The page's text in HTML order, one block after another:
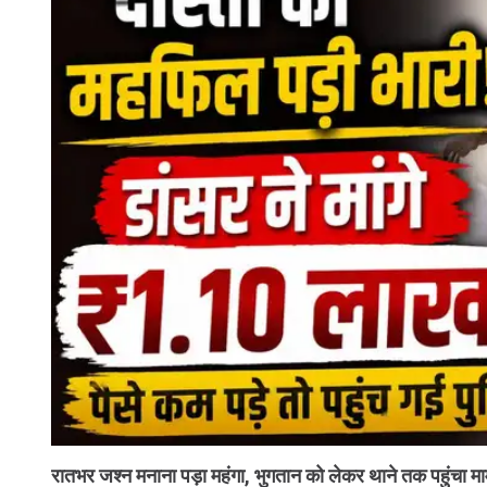
रातभर जश्न मनाना पड़ा महंगा, भुगतान को लेकर थाने तक पहुंचा